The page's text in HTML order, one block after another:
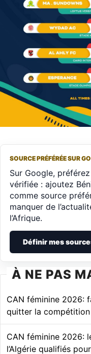
SOURCE PRÉFÉRÉE SUR
Sur Google,
vérifiée : ajoutez
comme source
manquer de
l’Afrique.
Définir mes
À NE PAS
CAN féminine 2026:
quitter la
CAN féminine 2026:
l’Algérie qualifiés